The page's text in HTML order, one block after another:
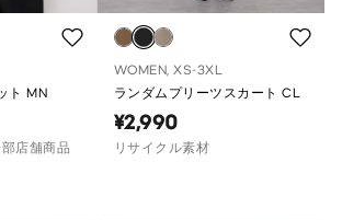
ト MN
店舗商品
WOMEN, XS-3XL
ランダムプリーツスカート CL
¥2,990
リサイクル素材